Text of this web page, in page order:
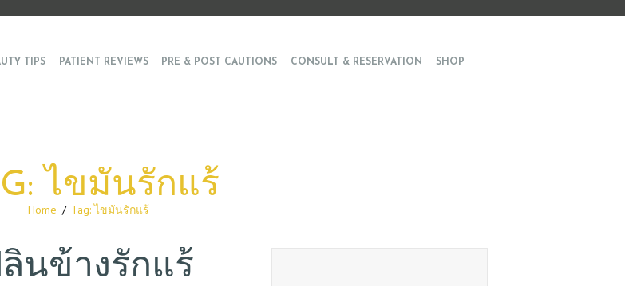
TIPS PATIENT REVIEWS PRE & POST CAUTIONS CONSULT & RESERVATION SHOP
ไขมันรักแร้
Home Tag: ไขมันรักแร้
นข้างรักแร้